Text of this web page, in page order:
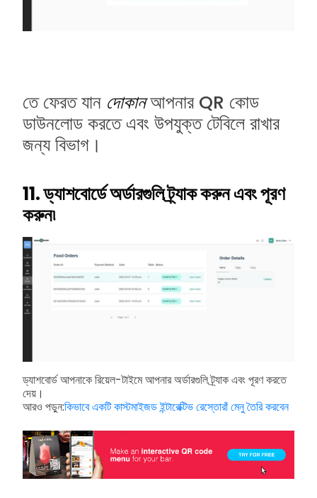
তে ফেরত যান দোকানআপনার QR কোড
ডাউনলোড করতে এবং উপযুক্ত টেবিলে রাখার
জন্য বিভাগ।
11. ড্যাশবোর্ডে অর্ডারগুলি ট্র্যাক করুন এবং পূরণ
করুন৷
ড্যাশবোর্ড আপনাকে রিয়েল-টাইমে আপনার অর্ডারগুলি ট্র্যাক এবং পূরণ করতে
দেয়।
আরও পড়ুন:কিভাবে একটি কাস্টমাইজড ইন্টারেক্টিভ রেস্তোরাঁ মেনু তৈরি করবেন